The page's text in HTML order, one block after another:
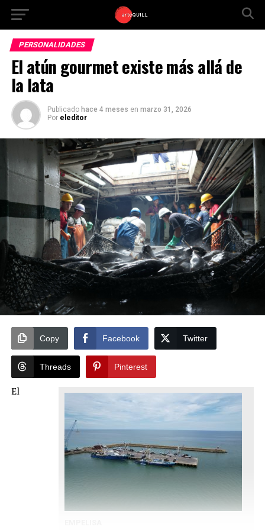
PERSONALIDADES
El atún gourmet existe más allá de
la lata
Publicado hace 4 meses en marzo 31, 2026
Por eleditor
Copy Facebook Twitter
Threads Pinterest
El